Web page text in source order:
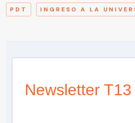
PDT INGRESO A LA
Newsletter T13